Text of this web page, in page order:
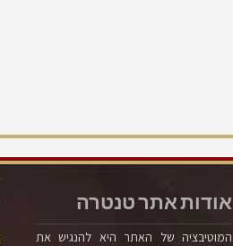
אודות אתר טנטרה
המוטיבציה של האתר היא להנגיש את